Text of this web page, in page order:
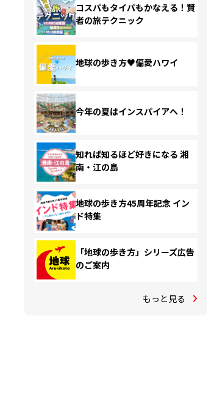
コスパもタイパもかなえる！賢
者の旅テクニック
地球の歩き方♥偏愛ハワイ
今年の夏はインスパイアへ！
知れば知るほど好きになる 湘
南・江の島
地球の歩き方45周年記念 イン
ド特集
「地球の歩き方」シリーズ広告
のご案内
もっと見る